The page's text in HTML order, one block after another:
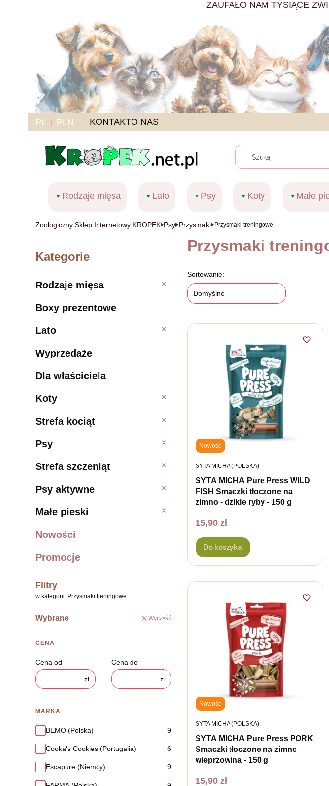
ZAUFAŁO NAM TYSIĄCE
PL PLN KONTAKTO NAS
Rodzaje mięsa Lato Psy Koty Małe
Zoologiczny Sklep Internetowy KROPEK Psy Przysmaki Przysmaki treningowe
Kategorie
Rodzaje mięsa Rodzaje mięsa
Boxy prezentowe
Lato Lato
Wyprzedaże
Dla właściciela
Koty Koty
Strefa kociąt Strefa kociąt
Psy Psy
Strefa szczeniąt Strefa szczeniąt
Psy aktywne Psy aktywne
Małe pieski Małe pieski
Nowości
Promocje
Filtry
w kategorii: Przysmaki treningowe
Wybrane Wyczyść
CENA
Cena od
zł
Cena do
zł
MARKA
MarkaBEMO (Polska) 9
Cooka's Cookies (Portugalia) 6
Escapure (Niemcy) 9
Przysmaki
Lista produktów
Sortowanie:
Domyślne
Nowość
SYTA MICHA Pure Press WILD
FISH Smaczki tłoczone na
zimno - dzikie ryby - 150 g
PRODUCENT
SYTA MICHA (POLSKA)
Cena
15,90 zł
Do koszyka
Nowość
SYTA MICHA Pure Press PORK
Smaczki tłoczone na zimno -
wieprzowina - 150 g
PRODUCENT
SYTA MICHA (POLSKA)
Cena
15,90 zł